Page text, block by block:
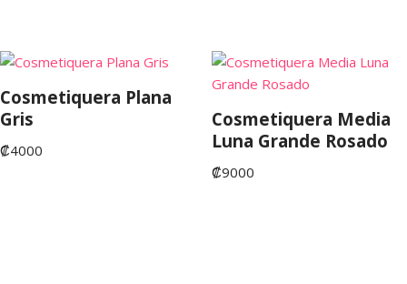
Cosmetiquera Plana
Gris
₡4000
Cosmetiquera Media
Luna Grande Rosado
₡9000